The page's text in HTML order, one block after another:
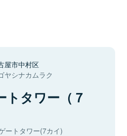
屋市中村区
ヤシナカムラク
トタワー（７
ートタワー(7カイ)